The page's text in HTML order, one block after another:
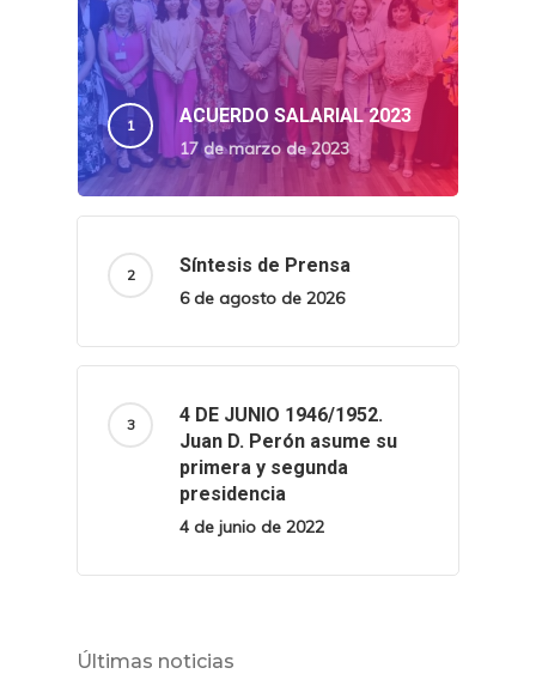
ACUERDO SALARIAL 2023
17 de marzo de 2023
Síntesis de Prensa
6 de agosto de 2026
4 DE JUNIO 1946/1952.
Juan D. Perón asume su
primera y segunda
presidencia
4 de junio de 2022
Últimas noticias